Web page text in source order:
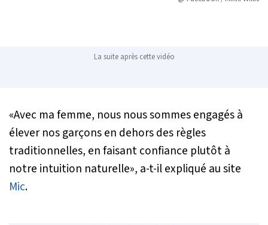
La suite après cette vidéo
«Avec ma femme, nous nous sommes engagés à
élever nos garçons en dehors des règles
traditionnelles, en faisant confiance plutôt à
notre intuition naturelle», a-t-il expliqué au site
Mic.